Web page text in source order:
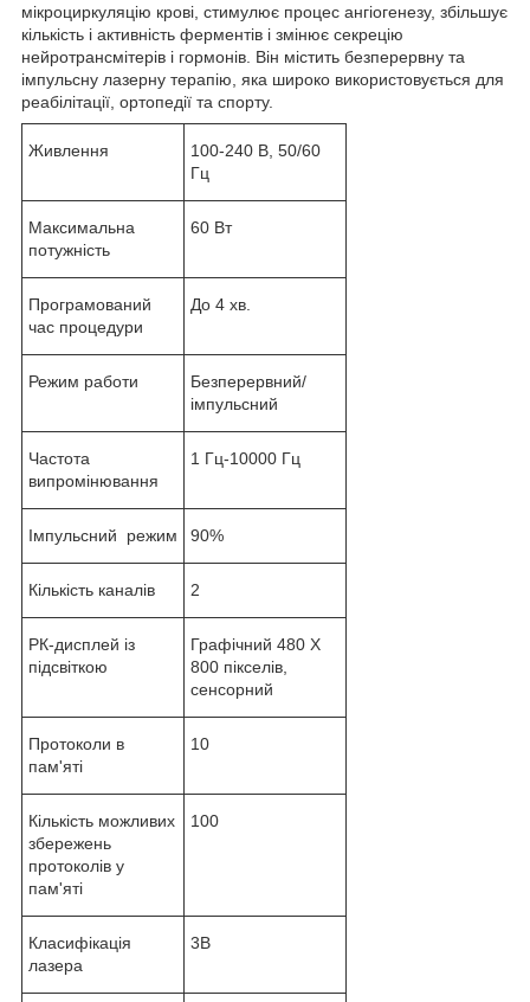
мікроциркуляцію крові, стимулює процес ангіогенезу, збільшує
кількість і активність ферментів і змінює секрецію
нейротрансмітерів і гормонів. Він містить безперервну та
імпульсну лазерну терапію, яка широко використовується для
реабілітації, ортопедії та спорту.
Живлення
100-240 В, 50/60
Гц
Максимальна
потужність
60 Вт
Програмований
час процедури
До 4 хв.
Режим работи
Безперервний/
імпульсний
Частота
випромінювання
1 Гц-10000 Гц
Імпульсний режим 90%
Кількість каналів 2
РК-дисплей із
підсвіткою
Графічний 480 X
800 пікселів,
сенсорний
Протоколи в
пам'яті
10
Кількість можливих
збережень
протоколів у
пам'яті
100
Класифікація
лазера
3B